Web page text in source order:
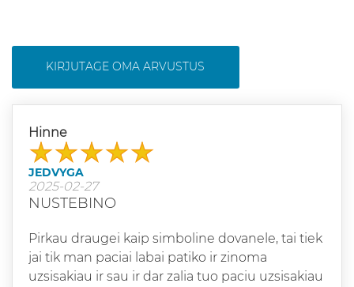
KIRJUTAGE OMA ARVUSTUS
Hinne
JEDVYGA
2025-02-27
NUSTEBINO
Pirkau draugei kaip simboline dovanele, tai tiek
jai tik man paciai labai patiko ir zinoma
uzsisakiau ir sau ir dar zalia tuo paciu uzsisakiau